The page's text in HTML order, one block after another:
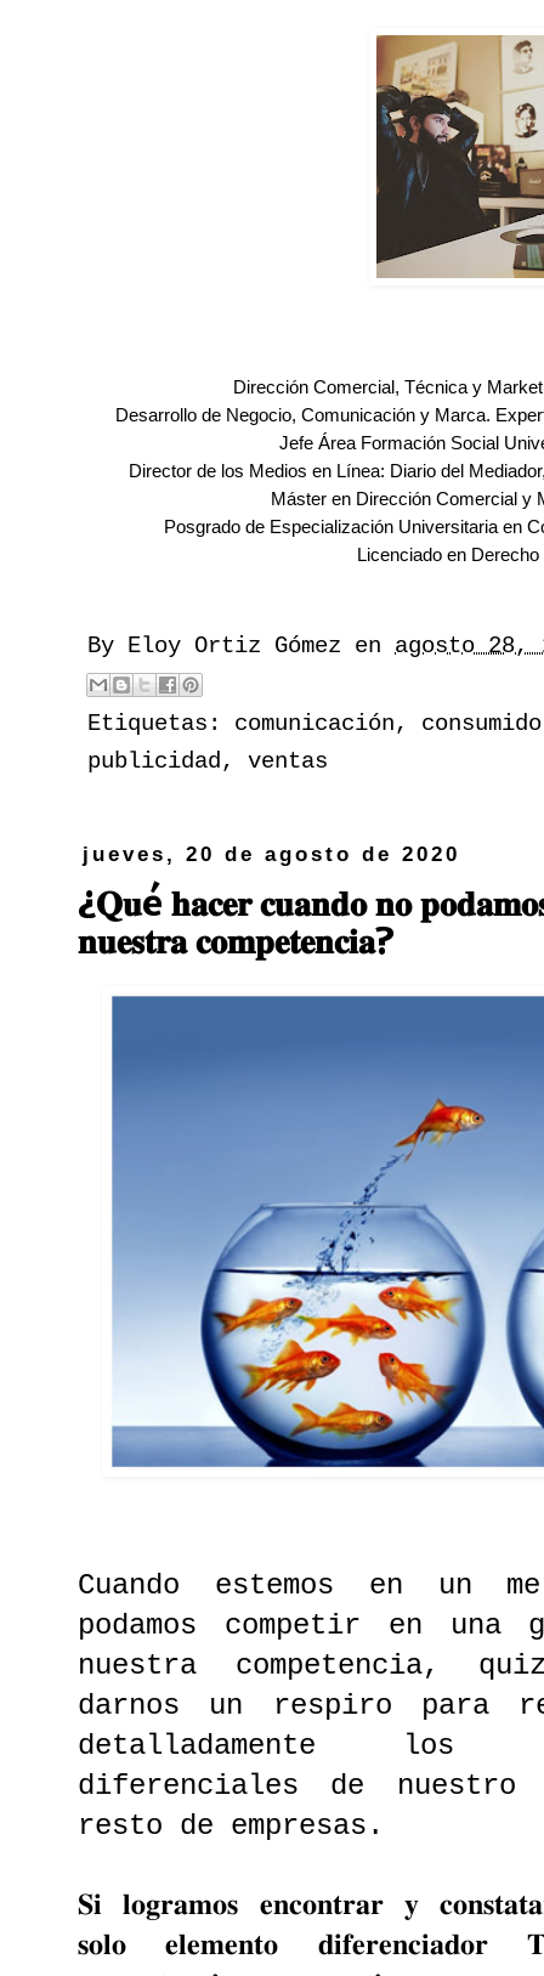
Dirección Comercial, Técnica y
Desarrollo de Negocio, Comunicación y Marca.
Jefe Área Formación Social
Director de los Medios en Línea: Diario del
Máster en Dirección Comercial y
Posgrado de Especialización Universitaria en
Licenciado en
By Eloy Ortiz Gómez en agosto 28,
Etiquetas: comunicación,
publicidad, ventas
jueves, 20 de agosto de 2020
¿𝐐𝐮é 𝐡𝐚𝐜𝐞𝐫 𝐜𝐮𝐚𝐧𝐝𝐨 𝐧𝐨 𝐩𝐨𝐝𝐚𝐦𝐨𝐬
𝐧𝐮𝐞𝐬𝐭𝐫𝐚 𝐜𝐨𝐦𝐩𝐞𝐭𝐞𝐧𝐜𝐢𝐚?
Cuando estemos en un
podamos competir en
nuestra competencia,
darnos un respiro para
detalladamente los
diferenciales de nuestro
resto de empresas.
𝐒𝐢 𝐥𝐨𝐠𝐫𝐚𝐦𝐨𝐬 𝐞𝐧𝐜𝐨𝐧𝐭𝐫𝐚𝐫 𝐲
𝐬𝐨𝐥𝐨 𝐞𝐥𝐞𝐦𝐞𝐧𝐭𝐨